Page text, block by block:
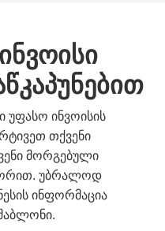
უფასო ინვოისის
თქვენი
მორგებული
უბრალოდ
ინფორმაცია